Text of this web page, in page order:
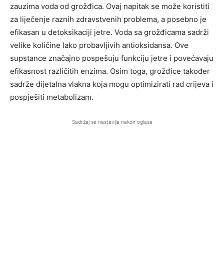
zauzima voda od grožđica. Ovaj napitak se može koristiti
za liječenje raznih zdravstvenih problema, a posebno je
efikasan u detoksikaciji jetre. Voda sa grožđicama sadrži
velike količine lako probavljivih antioksidansa. Ove
supstance značajno pospešuju funkciju jetre i povećavaju
efikasnost različitih enzima. Osim toga, grožđice također
sadrže dijetalna vlakna koja mogu optimizirati rad crijeva i
pospješiti metabolizam.
Sadržaj se nastavlja nakon oglasa